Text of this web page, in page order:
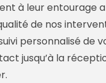
à leur entourage
de nos
personnalisé de
jusqu’à la